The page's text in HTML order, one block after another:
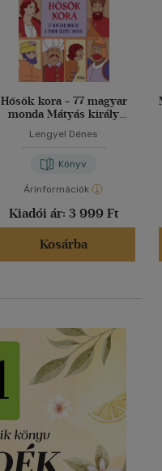
Hősök kora - 77 magyar
monda Mátyás király
Lengyel Dénes
Könyv
Árinformációk
Kiadói ár: 3 999 Ft
Kosárba